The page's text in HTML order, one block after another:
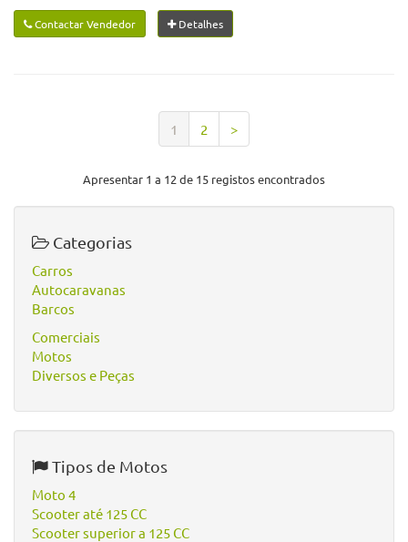
Contactar Vendedor Detalhes
1 2 >
Apresentar 1 a 12 de 15 registos encontrados
Categorias
Carros
Autocaravanas
Barcos
Comerciais
Motos
Diversos e Peças
Tipos de Motos
Moto 4
Scooter até 125 CC
Scooter superior a 125 CC